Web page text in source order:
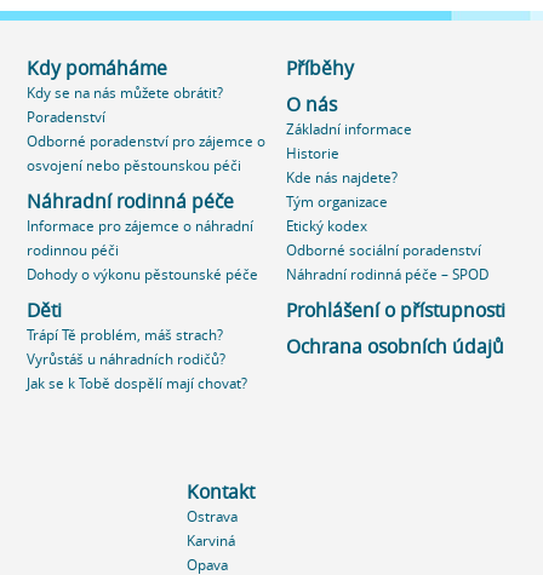
Kdy pomáháme
Kdy se na nás můžete obrátit?
Poradenství
Odborné poradenství pro zájemce o
osvojení nebo pěstounskou péči
Náhradní rodinná péče
Informace pro zájemce o náhradní
rodinnou péči
Dohody o výkonu pěstounské péče
Děti
Trápí Tě problém, máš strach?
Vyrůstáš u náhradních rodičů?
Jak se k Tobě dospělí mají chovat?
Příběhy
O nás
Základní informace
Historie
Kde nás najdete?
Tým organizace
Etický kodex
Odborné sociální poradenství
Náhradní rodinná péče – SPOD
Prohlášení o přístupnosti
Ochrana osobních údajů
Kontakt
Ostrava
Karviná
Opava